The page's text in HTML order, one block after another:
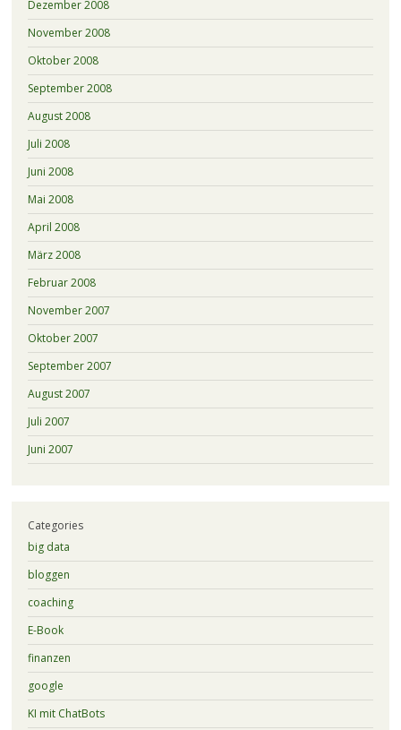
Dezember 2008
November 2008
Oktober 2008
September 2008
August 2008
Juli 2008
Juni 2008
Mai 2008
April 2008
März 2008
Februar 2008
November 2007
Oktober 2007
September 2007
August 2007
Juli 2007
Juni 2007
Categories
big data
bloggen
coaching
E-Book
finanzen
google
KI mit ChatBots